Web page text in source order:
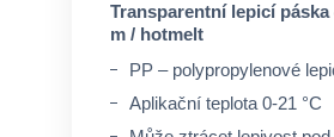
Transparentní lepicí páska
m / hotmelt
PP – polypropylenové
Aplikační teplota 0-21 °C